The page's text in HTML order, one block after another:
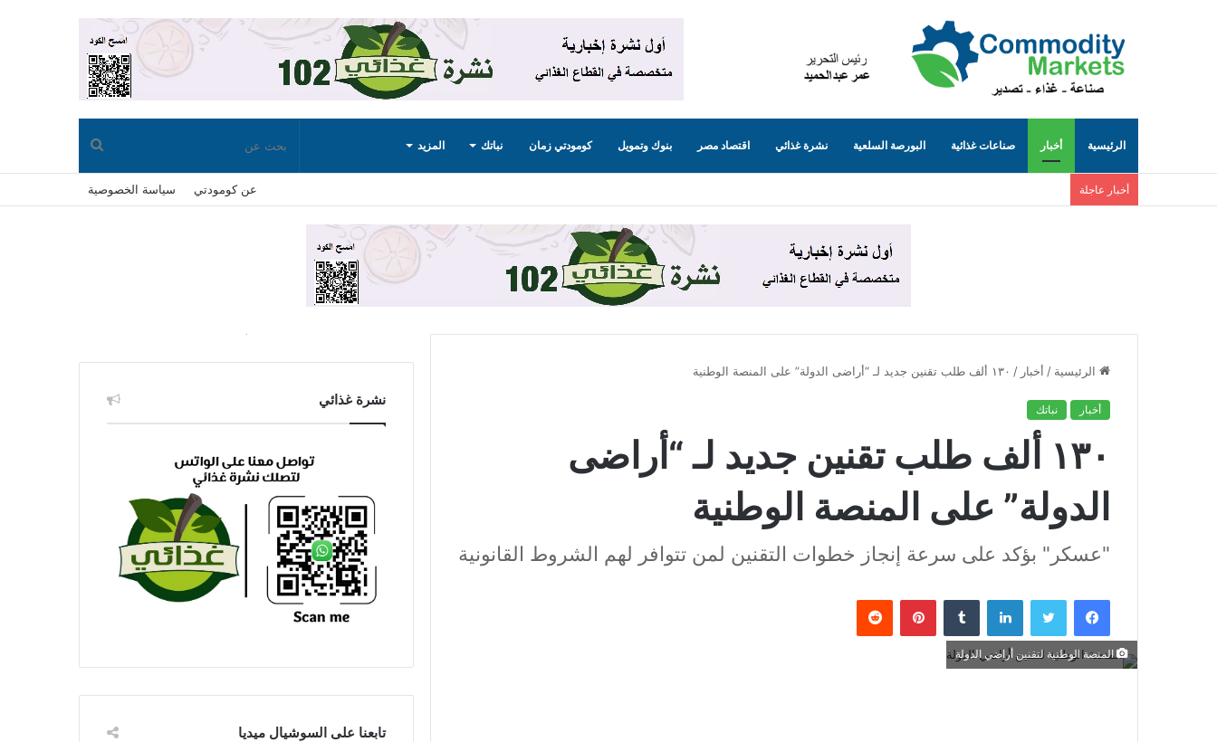
الرئيسية أخبار صناعات غذائية البورصة السلعية نشرة غذائي اقتصاد مصر بنوك وتمويل كومودتي زمان نباتك المزيد بحث
عن
أخبار عاجلة عن كومودتي سياسة الخصوصية
الرئيسية / أخبار / ١٣٠ ألف طلب تقنين جديد لـ “أراضى الدولة” على المنصة الوطنية
أخبار نباتك
١٣٠ ألف طلب تقنين جديد لـ “أراضى
الدولة” على المنصة الوطنية
"عسكر" بؤكد على سرعة إنجاز خطوات التقنين لمن تتوافر لهم الشروط القانونية
فيسبوك تويتر لينكدإن بينتيريست
المنصة الوطنية لتقنين أراضي الدولة
نشرة غذائي
تابعنا على السوشيال ميديا